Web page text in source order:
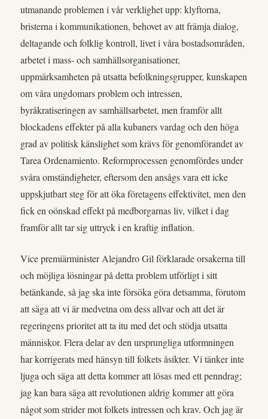
utmanande problemen i vår verklighet upp: klyftorna,
bristerna i kommunikationen, behovet av att främja dialog,
deltagande och folklig kontroll, livet i våra bostadsområden,
arbetet i mass- och samhällsorganisationer,
uppmärksamheten på utsatta befolkningsgrupper, kunskapen
om våra ungdomars problem och intressen,
byråkratiseringen av samhällsarbetet, men framför allt
blockadens effekter på alla kubaners vardag och den höga
grad av politisk känslighet som krävs för genomförandet av
Tarea Ordenamiento. Reformprocessen genomfördes under
svåra omständigheter, eftersom den ansågs vara ett icke
uppskjutbart steg för att öka företagens effektivitet, men den
fick en oönskad effekt på medborgarnas liv, vilket i dag
framför allt tar sig uttryck i en kraftig inflation.
Vice premiärminister Alejandro Gil förklarade orsakerna till
och möjliga lösningar på detta problem utförligt i sitt
betänkande, så jag ska inte försöka göra detsamma, förutom
att säga att vi är medvetna om dess allvar och att det är
regeringens prioritet att ta itu med det och stödja utsatta
människor. Flera delar av den ursprungliga utformningen
har korrigerats med hänsyn till folkets åsikter. Vi tänker inte
ljuga och säga att detta kommer att lösas med ett penndrag;
jag kan bara säga att revolutionen aldrig kommer att göra
något som strider mot folkets intressen och krav. Och jag är